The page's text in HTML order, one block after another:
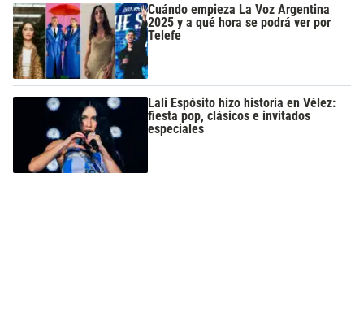
Cuándo empieza La Voz Argentina
2025 y a qué hora se podrá ver por
Telefe
Lali Espósito hizo historia en Vélez:
fiesta pop, clásicos e invitados
especiales